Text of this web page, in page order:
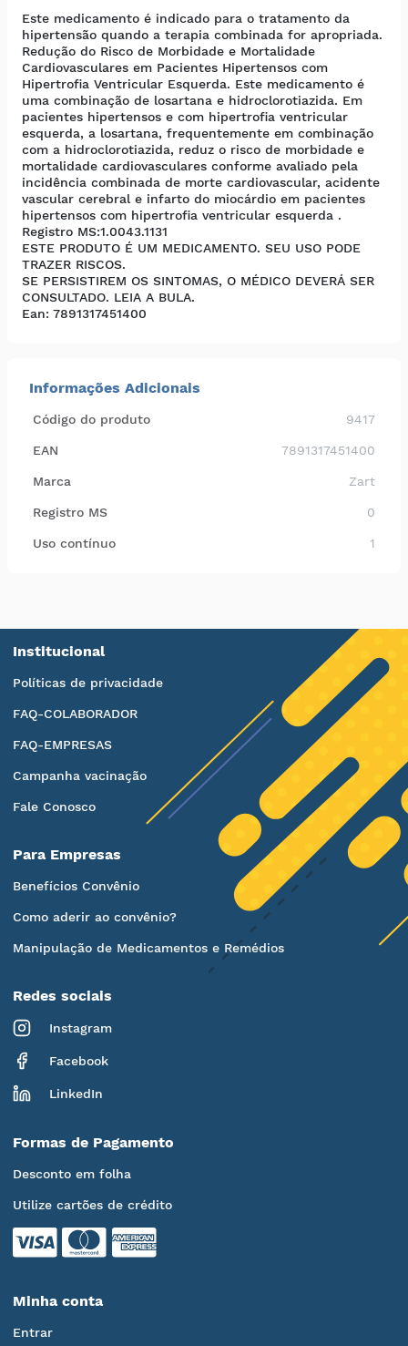
Este medicamento é indicado para o tratamento da
hipertensão quando a terapia combinada for apropriada.
Redução do Risco de Morbidade e Mortalidade
Cardiovasculares em Pacientes Hipertensos com
Hipertrofia Ventricular Esquerda. Este medicamento é
uma combinação de losartana e hidroclorotiazida. Em
pacientes hipertensos e com hipertrofia ventricular
esquerda, a losartana, frequentemente em combinação
com a hidroclorotiazida, reduz o risco de morbidade e
mortalidade cardiovasculares conforme avaliado pela
incidência combinada de morte cardiovascular, acidente
vascular cerebral e infarto do miocárdio em pacientes
hipertensos com hipertrofia ventricular esquerda .
Registro MS:1.0043.1131
ESTE PRODUTO É UM MEDICAMENTO. SEU USO PODE
TRAZER RISCOS.
SE PERSISTIREM OS SINTOMAS, O MÉDICO DEVERÁ SER
CONSULTADO. LEIA A BULA.
Ean: 7891317451400
Informações Adicionais
Código do produto 9417
EAN 7891317451400
Marca Zart
Registro MS 0
Uso contínuo 1
Institucional
Políticas de privacidade
FAQ-COLABORADOR
FAQ-EMPRESAS
Campanha vacinação
Fale Conosco
Para Empresas
Benefícios Convênio
Como aderir ao convênio?
Manipulação de Medicamentos e Remédios
Redes sociais
Instagram
Facebook
LinkedIn
Formas de Pagamento
Desconto em folha
Utilize cartões de crédito
Minha conta
Entrar